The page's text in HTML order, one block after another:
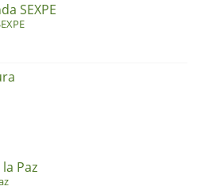
SEXPE
Paz